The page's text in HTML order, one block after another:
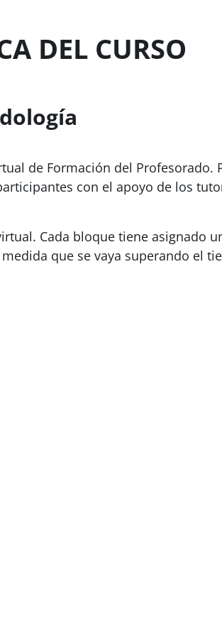
DEL CURSO
de Formación del
con el apoyo de los
Cada bloque tiene asignado
que se vaya superando el